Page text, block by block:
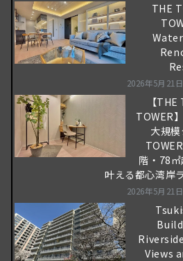
THE
2026年5月21日
【
TOWER
大規
階・78
叶える都心湾岸
2026年5月21日
Views